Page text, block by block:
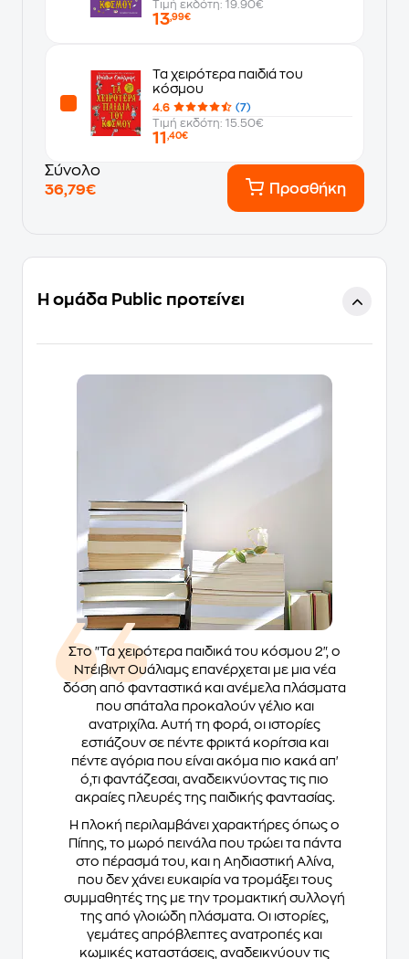
Τιμή εκδότη: 19.90€
13,99€
Τα χειρότερα παιδιά του
κόσμου
4.6
(7)
Τιμή εκδότη: 15.50€
11 ,40€
Σύνολο
36,79€
Προσθήκη
Η ομάδα Public προτείνει
Στο "Τα χειρότερα παιδικά του κόσμου 2", ο
Ντέιβιντ Ουάλιαμς επανέρχεται με μια νέα
δόση από φανταστικά και ανέμελα πλάσματα
που σπάταλα προκαλούν γέλιο και
ανατριχίλα. Αυτή τη φορά, οι ιστορίες
εστιάζουν σε πέντε φρικτά κορίτσια και
πέντε αγόρια που είναι ακόμα πιο κακά απ'
ό,τι φαντάζεσαι, αναδεικνύοντας τις πιο
ακραίες πλευρές της παιδικής φαντασίας.
Η πλοκή περιλαμβάνει χαρακτήρες όπως ο
Πίπης, το μωρό πεινάλα που τρώει τα πάντα
στο πέρασμά του, και η Αηδιαστική Αλίνα,
που δεν χάνει ευκαιρία να τρομάξει τους
συμμαθητές της με την τρομακτική συλλογή
της από γλοιώδη πλάσματα. Οι ιστορίες,
γεμάτες απρόβλεπτες ανατροπές και
κωμικές καταστάσεις, αναδεικνύουν τις